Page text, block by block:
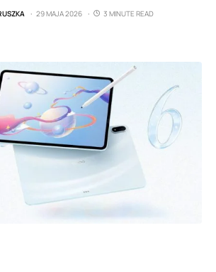
29 MAJA 2026
3 MINUTE READ